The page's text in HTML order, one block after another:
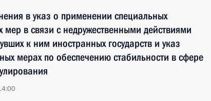
в указ о применении специальных
мер в связи с недружественными действиями
к ним иностранных государств и указ
мерах по обеспечению стабильности в сфере